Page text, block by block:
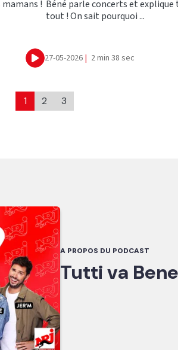
!
Ecouter
Béné parle concerts et
tout ! On sait pourquoi ...
27-05-2026 | 2 min 38 sec
1 2 3
A PROPOS DU PODCAST
Tutti va Bene